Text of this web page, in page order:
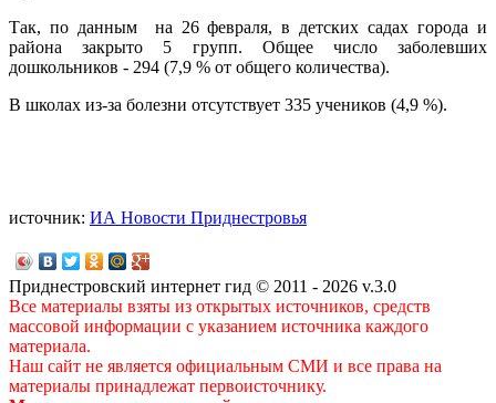
Так, по данным на 26 февраля, в детских садах города и
района закрыто 5 групп. Общее число заболевших
дошкольников - 294 (7,9 % от общего количества).
В школах из-за болезни отсутствует 335 учеников (4,9 %).
источник: ИА Новости Приднестровья
Приднестровский интернет гид © 2011 - 2026 v.3.0
Все материалы взяты из открытых источников, средств
массовой информации с указанием источника каждого
материала.
Наш сайт не является официальным СМИ и все права на
материалы принадлежат первоисточнику.